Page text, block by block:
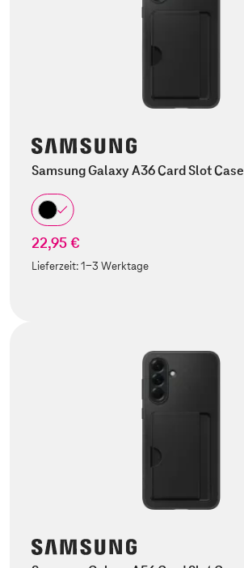
Samsung Galaxy A36 Card Slot Case
22,95 €
Lieferzeit:1-3 Werktage